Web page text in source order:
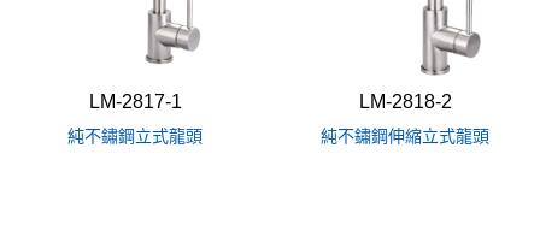
LM-2817-1
純不鏽鋼立式龍頭
LM-2818-2
純不鏽鋼伸縮立式龍頭